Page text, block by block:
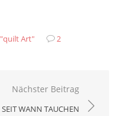
"quilt Art"
2
Nächster Beitrag
SEIT WANN TAUCHEN